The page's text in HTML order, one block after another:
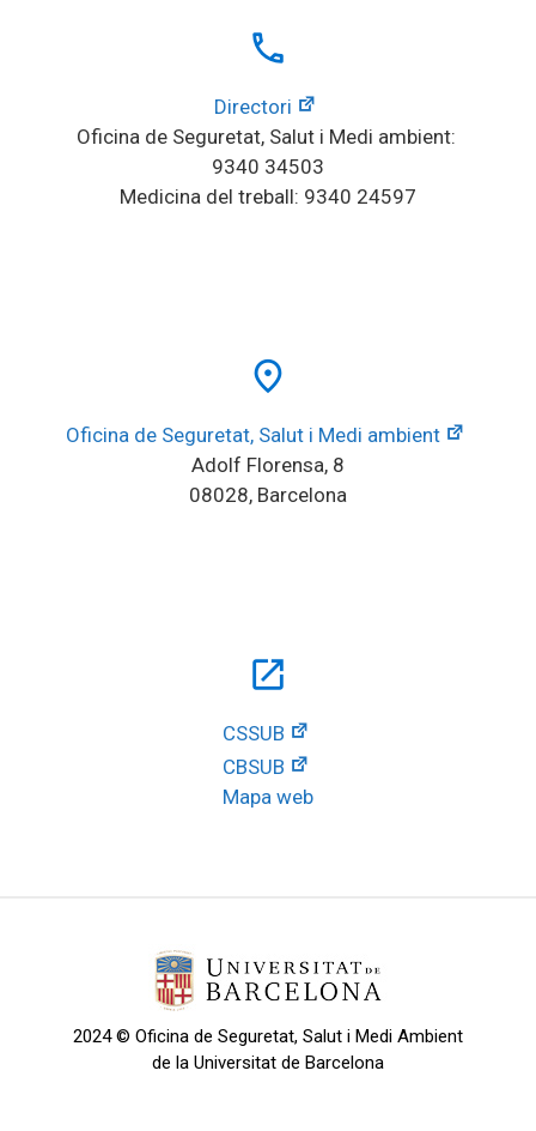
local_phone
Directori
Oficina de Seguretat, Salut i Medi ambient:
9340 34503
Medicina del treball: 9340 24597
place
Oficina de Seguretat, Salut i Medi ambient
Adolf Florensa, 8
08028, Barcelona
open_in_new
CSSUB
CBSUB
Mapa web
2024 © Oficina de Seguretat, Salut i Medi Ambient
de la Universitat de Barcelona